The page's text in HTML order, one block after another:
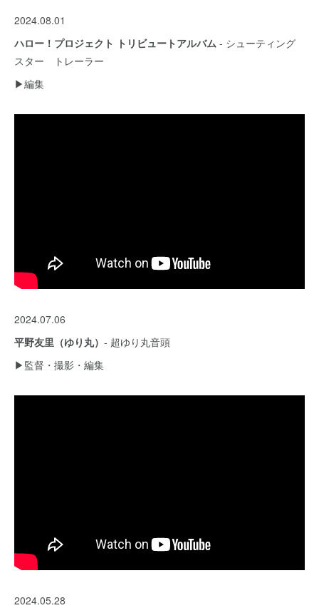
2024.08.01
ハロー！プロジェクト トリビュートアルバム - シューティング
スター トレーラー
▶︎編集
2024.07.06
平野友里（ゆり丸） - 超ゆり丸音頭
▶︎監督・撮影・編集
2024.05.28